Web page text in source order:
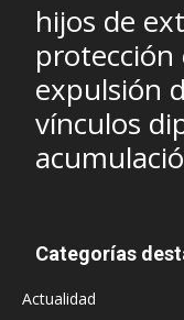
hijos de
protección
expulsión
vínculos
Categorías
Actualidad